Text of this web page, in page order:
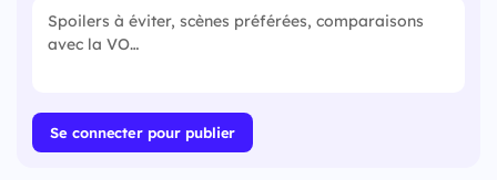
Se connecter pour publier